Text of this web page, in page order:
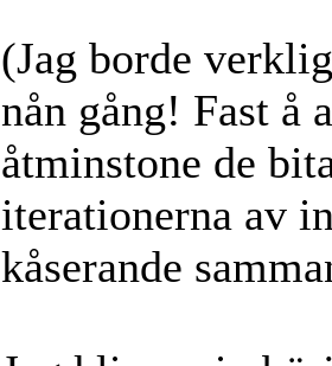
(Jag borde
nån gång! Fast å
åtminstone de
iterationerna av
kåserande